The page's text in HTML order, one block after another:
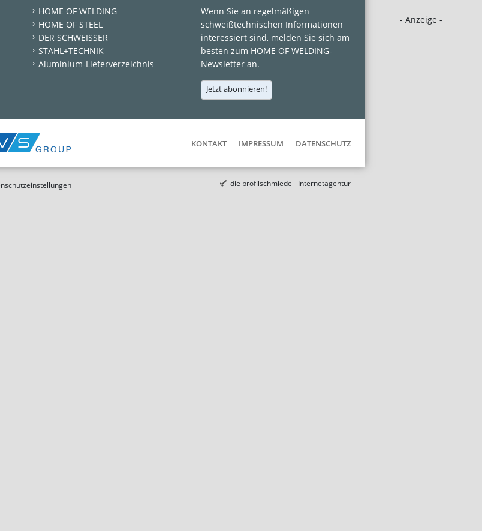
- Anzeige -
HOME OF WELDING
HOME OF STEEL
DER SCHWEISSER
STAHL+TECHNIK
Aluminium-Lieferverzeichnis
Wenn Sie an regelmäßigen
schweißtechnischen Informationen
interessiert sind, melden Sie sich am
besten zum HOME OF WELDING-
Newsletter an.
Jetzt abonnieren!
KONTAKT IMPRESSUM DATENSCHUTZ
die profilschmiede - Internetagentur